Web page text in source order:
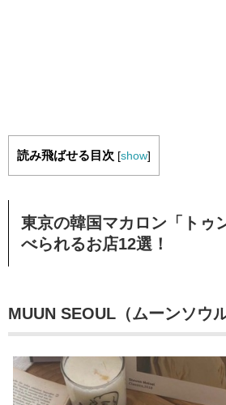
読み飛ばせる目次 [show]
東京の韓国マカロン「トゥ
べられるお店12選！
MUUN SEOUL（ムーンソウル